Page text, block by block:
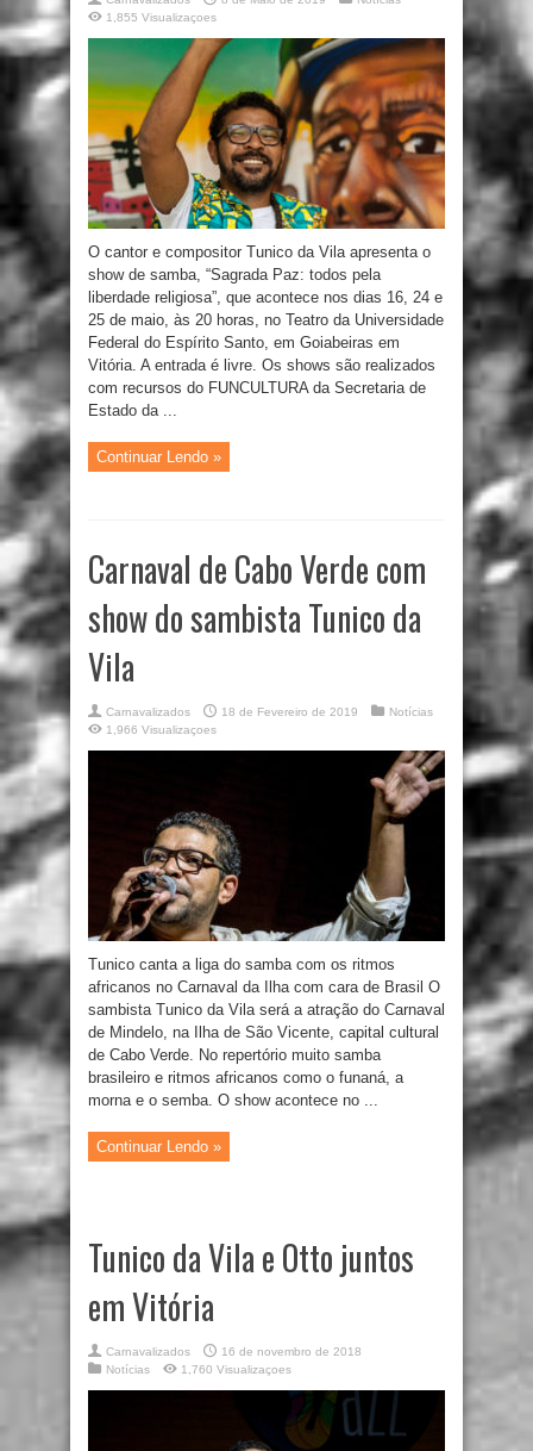
1,855 Visualizaçoes
O cantor e compositor Tunico da Vila apresenta o
show de samba, “Sagrada Paz: todos pela
liberdade religiosa”, que acontece nos dias 16, 24 e
25 de maio, às 20 horas, no Teatro da Universidade
Federal do Espírito Santo, em Goiabeiras em
Vitória. A entrada é livre. Os shows são realizados
com recursos do FUNCULTURA da Secretaria de
Estado da ...
Continuar Lendo »
Carnaval de Cabo Verde com
show do sambista Tunico da
Vila
Carnavalizados 18 de Fevereiro de 2019
Notícias
1,966 Visualizaçoes
Tunico canta a liga do samba com os ritmos
africanos no Carnaval da Ilha com cara de Brasil O
sambista Tunico da Vila será a atração do Carnaval
de Mindelo, na Ilha de São Vicente, capital cultural
de Cabo Verde. No repertório muito samba
brasileiro e ritmos africanos como o funaná, a
morna e o semba. O show acontece no ...
Continuar Lendo »
Tunico da Vila e Otto juntos
em Vitória
Carnavalizados
16 de novembro de 2018
Notícias
1,760 Visualizaçoes